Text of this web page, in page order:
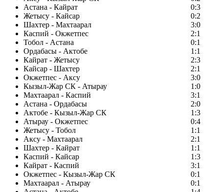
Астана - Кайрат
0:3
Жетысу - Кайсар
0:2
Шахтер - Махтаарал
3:0
Каспий - Окжетпес
2:1
Тобол - Астана
0:1
Ордабасы - Актобе
1:1
Кайрат - Жетысу
2:3
Кайсар - Шахтер
2:1
Окжетпес - Аксу
3:0
Кызыл-Жар СК - Атырау
1:0
Махтаарал - Каспий
3:1
Астана - Ордабасы
2:0
Актобе - Кызыл-Жар СК
1:3
Атырау - Окжетпес
0:4
Жетысу - Тобол
1:1
Аксу - Махтаарал
2:1
Шахтер - Кайрат
1:1
Каспий - Кайсар
1:3
Кайрат - Каспий
3:1
Окжетпес - Кызыл-Жар СК
0:1
Махтаарал - Атырау
0:1